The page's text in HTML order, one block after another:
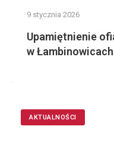
9 stycznia 2026
Upamiętnienie
w Łambinowicach
AKTUALNOŚCI